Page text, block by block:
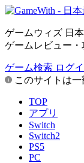
ゲームウィズ 日
ゲームレビュー・
ゲーム検索 ログ
このサイトは
TOP
アプリ
Switch
Switch2
PS5
PC